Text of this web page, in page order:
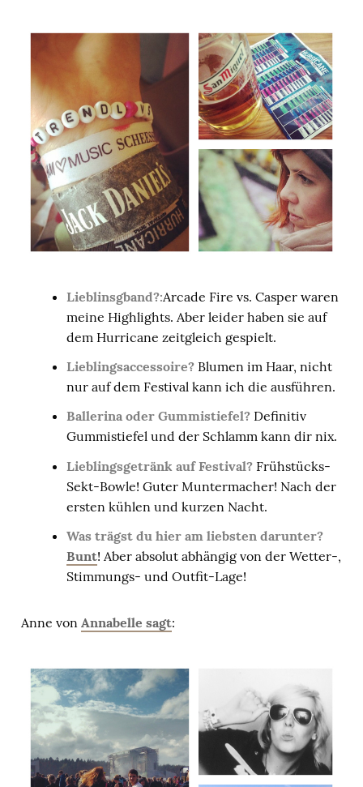
Lieblinsgband?:Arcade Fire vs. Casper waren
meine Highlights. Aber leider haben sie auf
dem Hurricane zeitgleich gespielt.
Lieblingsaccessoire? Blumen im Haar, nicht
nur auf dem Festival kann ich die ausführen.
Ballerina oder Gummistiefel? Definitiv
Gummistiefel und der Schlamm kann dir nix.
Lieblingsgetränk auf Festival? Frühstücks-
Sekt-Bowle! Guter Muntermacher! Nach der
ersten kühlen und kurzen Nacht.
Was trägst du hier am liebsten darunter?
Bunt! Aber absolut abhängig von der Wetter-,
Stimmungs- und Outfit-Lage!
Anne von Annabelle sagt: